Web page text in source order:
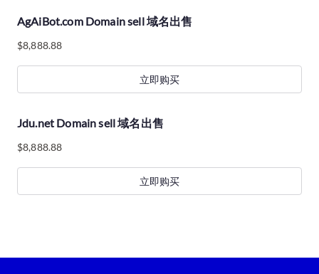
AgAiBot.com Domain sell 域名出售
$8,888.88
立即购买
Jdu.net Domain sell 域名出售
$8,888.88
立即购买